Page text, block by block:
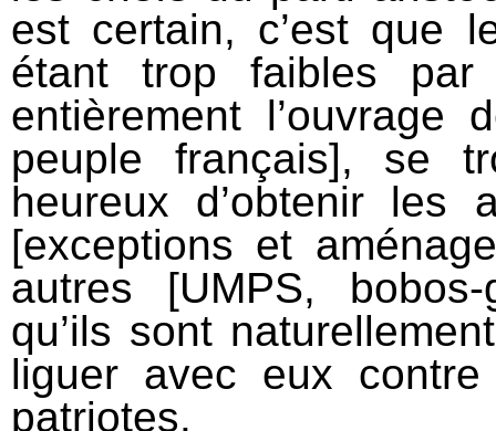
est certain, c’est que
étant trop faibles par
entièrement l’ouvrage
peuple français], se
heureux d’obtenir les
[exceptions et
autres [UMPS,
qu’ils sont
liguer avec eux
patriotes.